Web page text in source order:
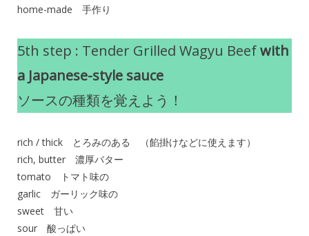
home-made 手作り
5th step : Tender Grilled Wagyu Beefwith
a Japanese-style sauce
ソースの種類を覚えよう！
rich / thick とろみのある （餡掛けなどに使えます）
rich, butter 濃厚バター
tomato トマト味の
garlic ガーリック味の
sweet 甘い
sour 酸っぱい